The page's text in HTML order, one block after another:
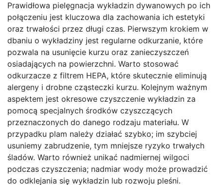
Prawidłowa pielęgnacja wykładzin dywanowych po ich
połączeniu jest kluczowa dla zachowania ich estetyki
oraz trwałości przez długi czas. Pierwszym krokiem w
dbaniu o wykładziny jest regularne odkurzanie, które
pozwala na usunięcie kurzu oraz zanieczyszczeń
osiadających na powierzchni. Warto stosować
odkurzacze z filtrem HEPA, które skutecznie eliminują
alergeny i drobne cząsteczki kurzu. Kolejnym ważnym
aspektem jest okresowe czyszczenie wykładzin za
pomocą specjalnych środków czyszczących
przeznaczonych do danego rodzaju materiału. W
przypadku plam należy działać szybko; im szybciej
usuniemy zabrudzenie, tym mniejsze ryzyko trwałych
śladów. Warto również unikać nadmiernej wilgoci
podczas czyszczenia; nadmiar wody może prowadzić
do odklejania się wykładzin lub rozwoju pleśni.